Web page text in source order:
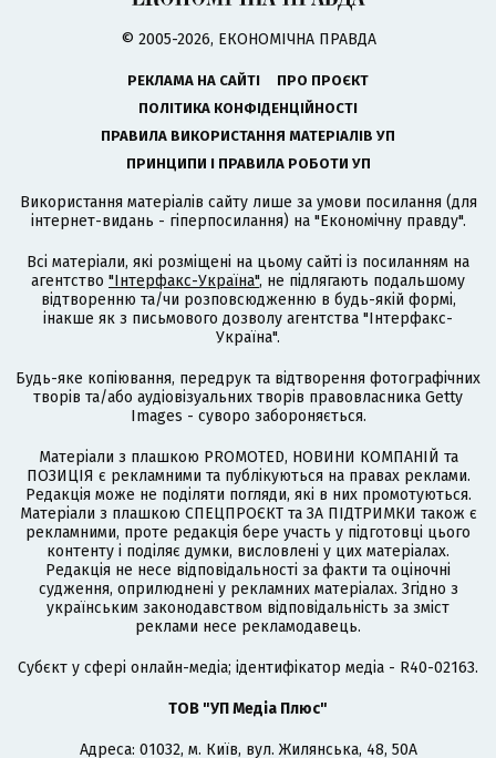
© 2005-2026, ЕКОНОМІЧНА ПРАВДА
РЕКЛАМА НА САЙТІ
ПРО ПРОЄКТ
ПОЛІТИКА КОНФІДЕНЦІЙНОСТІ
ПРАВИЛА ВИКОРИСТАННЯ МАТЕРІАЛІВ УП
ПРИНЦИПИ І ПРАВИЛА РОБОТИ УП
Використання матеріалів сайту лише за умови посилання (для
інтернет-видань - гіперпосилання) на "Економічну правду".
Всі матеріали, які розміщені на цьому сайті із посиланням на
агентство "Інтерфакс-Україна", не підлягають подальшому
відтворенню та/чи розповсюдженню в будь-якій формі,
інакше як з письмового дозволу агентства "Інтерфакс-
Україна".
Будь-яке копіювання, передрук та відтворення фотографічних
творів та/або аудіовізуальних творів правовласника Getty
Images - суворо забороняється.
Матеріали з плашкою PROMOTED, НОВИНИ КОМПАНІЙ та
ПОЗИЦІЯ є рекламними та публікуються на правах реклами.
Редакція може не поділяти погляди, які в них промотуються.
Матеріали з плашкою СПЕЦПРОЄКТ та ЗА ПІДТРИМКИ також є
рекламними, проте редакція бере участь у підготовці цього
контенту і поділяє думки, висловлені у цих матеріалах.
Редакція не несе відповідальності за факти та оціночні
судження, оприлюднені у рекламних матеріалах. Згідно з
українським законодавством відповідальність за зміст
реклами несе рекламодавець.
Cубєкт у сфері онлайн-медіа; ідентифікатор медіа - R40-02163.
ТОВ "УП Медіа Плюс"
Адреса: 01032, м. Київ, вул. Жилянська, 48, 50А